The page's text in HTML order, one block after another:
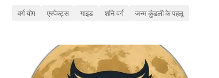
वर्ग योग एस्पेक्ट्स गाइड शनि वर्ग जन्म कुंडली के पहलू